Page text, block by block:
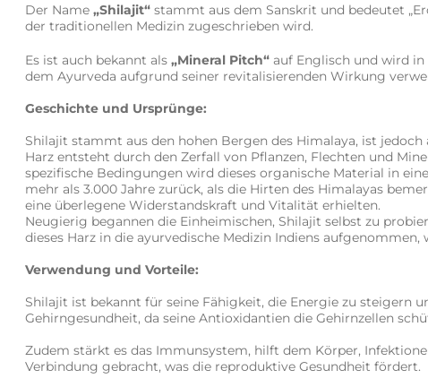
Der Name „Shilajit“ stammt aus dem Sanskrit und bedeutet
der traditionellen Medizin zugeschrieben wird.
Es ist auch bekannt als „Mineral Pitch“ auf Englisch und wird
dem Ayurveda aufgrund seiner revitalisierenden Wirkung
Geschichte und Ursprünge:
Shilajit stammt aus den hohen Bergen des Himalaya, ist
Harz entsteht durch den Zerfall von Pflanzen, Flechten und
spezifische Bedingungen wird dieses organische Material in
mehr als 3.000 Jahre zurück, als die Hirten des Himalayas
eine überlegene Widerstandskraft und Vitalität erhielten.
Neugierig begannen die Einheimischen, Shilajit selbst zu
dieses Harz in die ayurvedische Medizin Indiens
Verwendung und Vorteile:
Shilajit ist bekannt für seine Fähigkeit, die Energie zu steigern
Gehirngesundheit, da seine Antioxidantien die Gehirnzellen
Zudem stärkt es das Immunsystem, hilft dem Körper,
Verbindung gebracht, was die reproduktive Gesundheit fördert.